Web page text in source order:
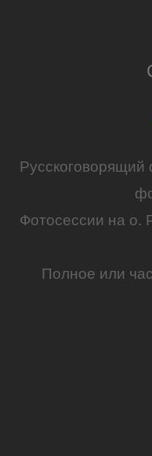
Русскоговорящий
Фотосессии на о.
Полное или